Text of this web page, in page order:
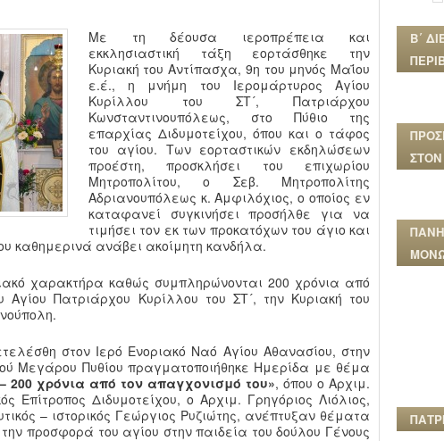
Με τη δέουσα ιεροπρέπεια και
εκκλησιαστική τάξη εορτάσθηκε την
Κυριακή του Αντίπασχα, 9η του μηνός Μαΐου
ε.έ., η μνήμη του Ιερομάρτυρος Αγίου
Κυρίλλου του ΣΤ´, Πατριάρχου
Κωνσταντινουπόλεως, στο Πύθιο της
επαρχίας Διδυμοτείχου, όπου και ο τάφος
του αγίου. Των εορταστικών εκδηλώσεων
προέστη, προσκλήσει του επιχωρίου
Μητροπολίτου, ο Σεβ. Μητροπολίτης
Αδριανουπόλεως κ. Αμφιλόχιος, ο οποίος εν
καταφανεί συγκινήσει προσήλθε για να
τιμήσει τον εκ των προκατόχων του άγιο και
καθημερινά ανάβει ακοίμητη κανδήλα.
χαρακτήρα καθώς συμπληρώνονται 200 χρόνια από
Αγίου Πατριάρχου Κυρίλλου του ΣΤ´, την Κυριακή του
στον Ιερό Ενοριακό Ναό Αγίου Αθανασίου, στην
Μεγάρου Πυθίου πραγματοποιήθηκε Ημερίδα με θέμα
200 χρόνια από τον απαγχονισμό του», όπου ο Αρχιμ.
Επίτροπος Διδυμοτείχου, ο Αρχιμ. Γρηγόριος Λιόλιος,
– ιστορικός Γεώργιος Ρυζιώτης, ανέπτυξαν θέματα
προσφορά του αγίου στην παιδεία του δούλου Γένους
Β΄